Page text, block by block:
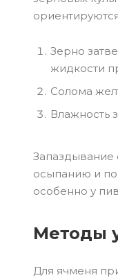
Зерно
жидкости
Солома
Влажность
Запаздывание
осыпанию и
особенно у
Методы
Для ячменя